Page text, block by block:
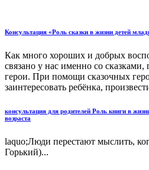
Консультация «Роль сказки в жизни детей
Как много хороших и добрых
связано у нас именно со
герои. При помощи сказочных
заинтересовать ребёнка,
консультация для родителей Роль книги в
возраста
laquo;Люди перестают мыслить,
Горький)...